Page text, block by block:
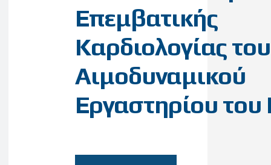
Επεμβατικής
Καρδιολογίας του
Αιμοδυναμικού
Εργαστηρίου